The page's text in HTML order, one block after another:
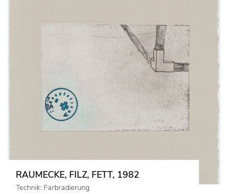
RAUMECKE, FILZ, FETT, 1982
Technik: Farbradierung